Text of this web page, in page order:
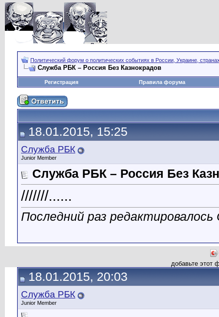
Политический форум о политических событиях в России, Украине,
Служба РБК – Россия Без Казнокрадов
Регистрация Правила форума
18.01.2015, 15:25
Служба РБК
Junior Member
Служба РБК – Россия Без
///////......
Последний раз
добавьте этот
18.01.2015, 20:03
Служба РБК
Junior Member